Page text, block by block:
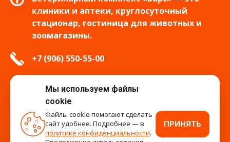
клиники и аптеки, круглосуточный
стационар, гостиница для животных и
зоомагазины.
+7 (906) 550-55-00
info.tver@bars-vet.ru
время работы
Мы используем файлы
cookie
Файлы cookie помогают сделать
сайт удобнее. Подробнее — в
политике конфиденциальности.
ПРИНЯТЬ